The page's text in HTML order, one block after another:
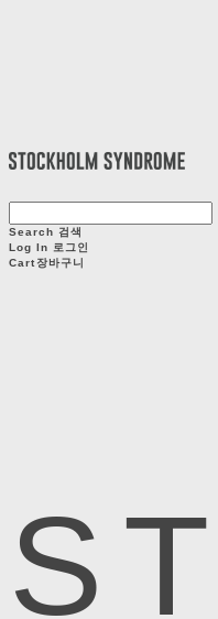
Search 검색
Log In 로그인
Cart장바구니